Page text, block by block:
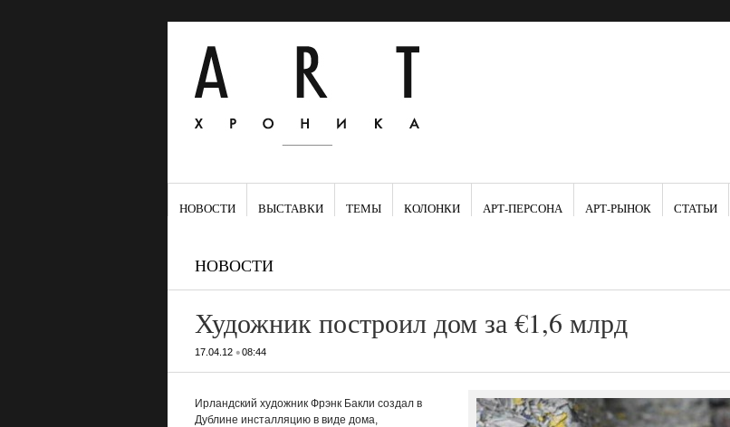
НОВОСТИ ВЫСТАВКИ ТЕМЫ КОЛОНКИ АРТ-ПЕРСОНА АРТ-РЫНОК СТАТЬИ
НОВОСТИ
Художник построил дом за €1,6 млрд
17.04.12•08:44
Ирландский художник Фрэнк Бакли создал в
Дублине инсталляцию в виде дома,